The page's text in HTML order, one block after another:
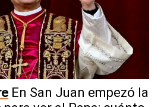
En San Juan empezó la